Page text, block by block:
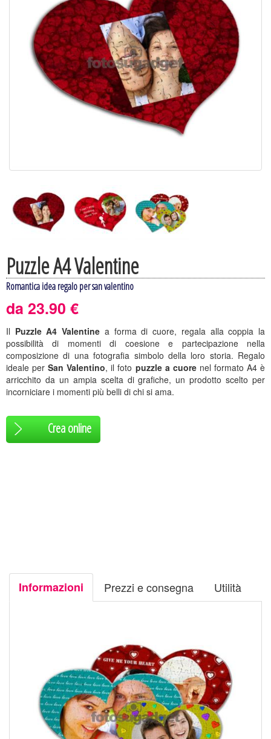
Puzzle A4 Valentine
Romantica idea regalo per san valentino
da 23.90 €
Il Puzzle A4 Valentine a forma di cuore, regala alla coppia la
possibilità di momenti di coesione e partecipazione nella
composizione di una fotografia simbolo della loro storia. Regalo
ideale perSan Valentino, il foto puzzle a cuorenel formato A4 è
arricchito da un ampia scelta di grafiche, un prodotto scelto per
incorniciare i momenti più belli di chi si ama.
Crea online
Informazioni Prezzi e consegna Utilità